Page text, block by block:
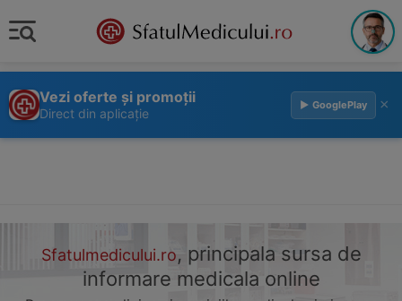
Vezi oferte și promoții
Direct din aplicație
▶ GooglePlay ×
Sfatulmedicului.ro, principala sursa de
informare medicala online